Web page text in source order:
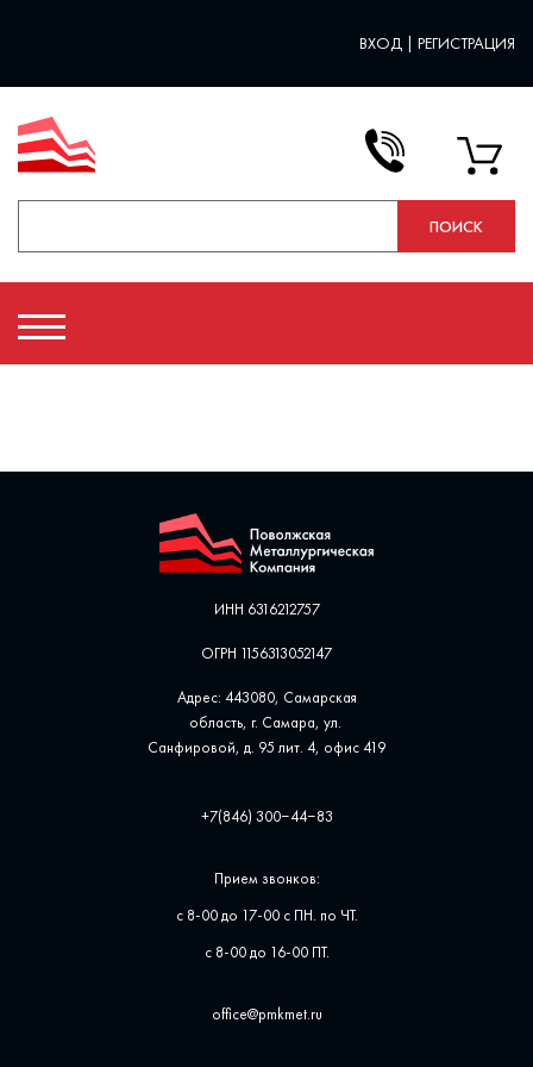
ВХОД | РЕГИСТРАЦИЯ
ИНН 6316212757
ОГРН 1156313052147
Адрес: 443080, Самарская
область, г. Самара, ул. ​
Санфировой, д. 95 лит. 4, офис ​419
+7(846) 300‒44‒83
Прием звонков:
с 8-00 до 17-00 с ПН. по ЧТ.
с 8-00 до 16-00 ПТ.
office@pmkmet.ru